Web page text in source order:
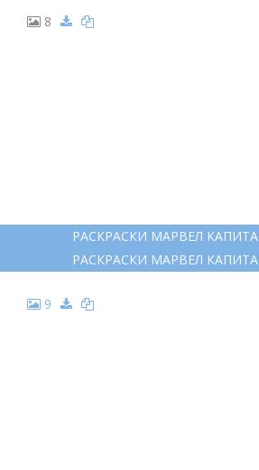
8
РАСКРАСКИ МАРВЕЛ
РАСКРАСКИ МАРВЕЛ
9